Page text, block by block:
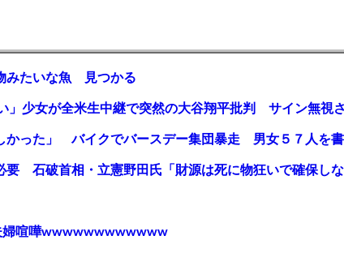
みたいな魚 見つかる
婦喧嘩wwwwwwwwwwww